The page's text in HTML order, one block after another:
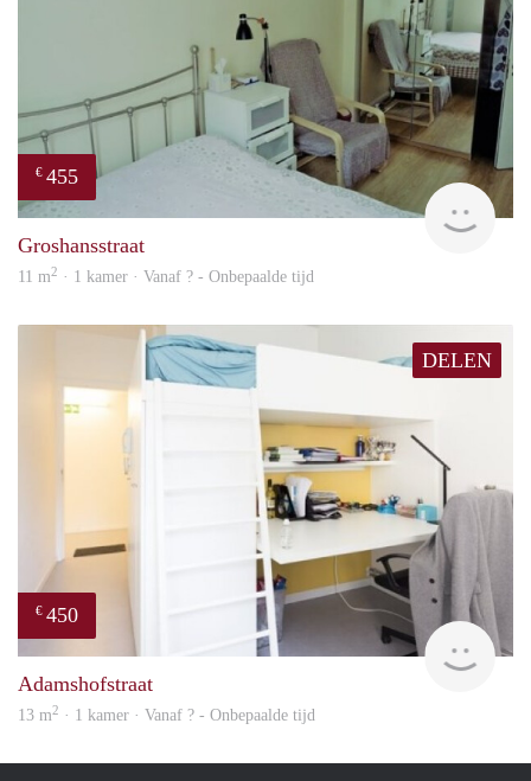
€ 455
Groshansstraat
11 m2 · 1 kamer · Vanaf ? - Onbepaalde tijd
DELEN
€ 450
rent
Adamshofstraat
13 m2 · 1 kamer · Vanaf ? - Onbepaalde tijd